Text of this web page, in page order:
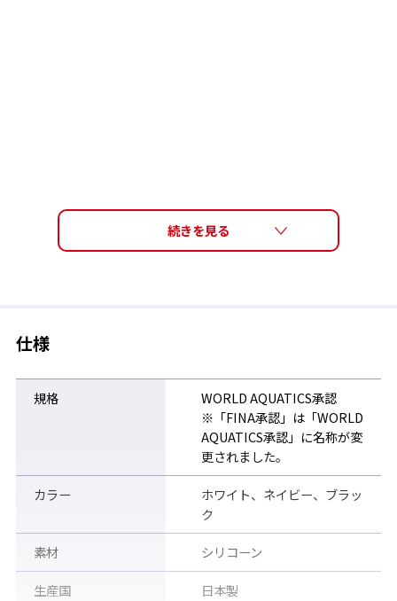
仕様
規格
WORLD AQUATICS承認
※「FINA承認」は「WORLD
AQUATICS承認」に名称が変
更されました。
カラー
ホワイト、ネイビー、ブラッ
ク
素材 シリコーン
生産国 日本製